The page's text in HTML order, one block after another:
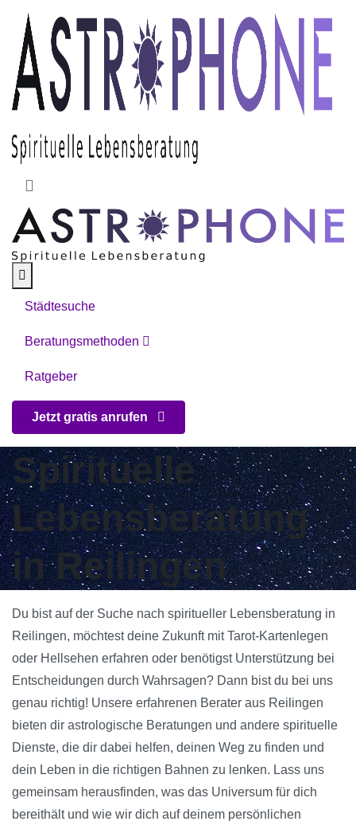
Skip to main content
Städtesuche
Beratungsmethoden
Ratgeber
Jetzt gratis anrufen
Spirituelle
Lebensberatung
in Reilingen
Du bist auf der Suche nach spiritueller Lebensberatung in
Reilingen, möchtest deine Zukunft mit Tarot-Kartenlegen
oder Hellsehen erfahren oder benötigst Unterstützung bei
Entscheidungen durch Wahrsagen? Dann bist du bei uns
genau richtig! Unsere erfahrenen Berater aus Reilingen
bieten dir astrologische Beratungen und andere spirituelle
Dienste, die dir dabei helfen, deinen Weg zu finden und
dein Leben in die richtigen Bahnen zu lenken. Lass uns
gemeinsam herausfinden, was das Universum für dich
bereithält und wie wir dich auf deinem persönlichen